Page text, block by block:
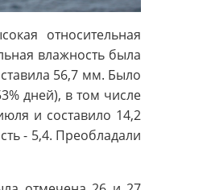
относительная
влажность была
56,7 мм. Было
дней), в том числе
и составило 14,2
- 5,4. Преобладали